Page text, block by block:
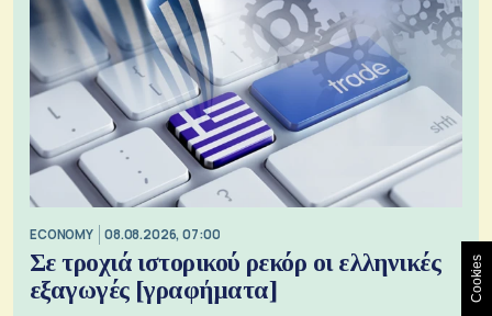
ECONOMY 08.08.2026, 07:00
Σε τροχιά ιστορικού ρεκόρ οι ελληνικές
εξαγωγές [γραφήματα]
Cookies